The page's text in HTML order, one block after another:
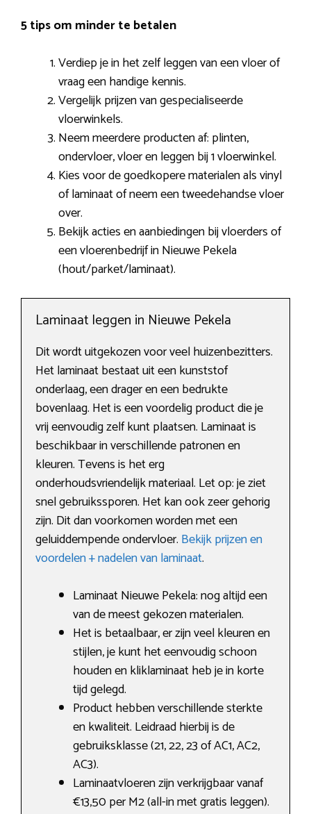
5 tips om minder te betalen
Verdiep je in het zelf leggen van een vloer of
vraag een handige kennis.
Vergelijk prijzen van gespecialiseerde
vloerwinkels.
Neem meerdere producten af: plinten,
ondervloer, vloer en leggen bij 1 vloerwinkel.
Kies voor de goedkopere materialen als vinyl
of laminaat of neem een tweedehandse vloer
over.
Bekijk acties en aanbiedingen bij vloerders of
een vloerenbedrijf in Nieuwe Pekela
(hout/parket/laminaat).
Laminaat leggen in Nieuwe Pekela
Dit wordt uitgekozen voor veel huizenbezitters.
Het laminaat bestaat uit een kunststof
onderlaag, een drager en een bedrukte
bovenlaag. Het is een voordelig product die je
vrij eenvoudig zelf kunt plaatsen. Laminaat is
beschikbaar in verschillende patronen en
kleuren. Tevens is het erg
onderhoudsvriendelijk materiaal. Let op: je ziet
snel gebruikssporen. Het kan ook zeer gehorig
zijn. Dit dan voorkomen worden met een
geluiddempende ondervloer. Bekijk prijzen en
voordelen + nadelen van laminaat.
Laminaat Nieuwe Pekela: nog altijd een
van de meest gekozen materialen.
Het is betaalbaar, er zijn veel kleuren en
stijlen, je kunt het eenvoudig schoon
houden en kliklaminaat heb je in korte
tijd gelegd.
Product hebben verschillende sterkte
en kwaliteit. Leidraad hierbij is de
gebruiksklasse (21, 22, 23 of AC1, AC2,
AC3).
Laminaatvloeren zijn verkrijgbaar vanaf
€13,50 per M2 (all-in met gratis leggen).